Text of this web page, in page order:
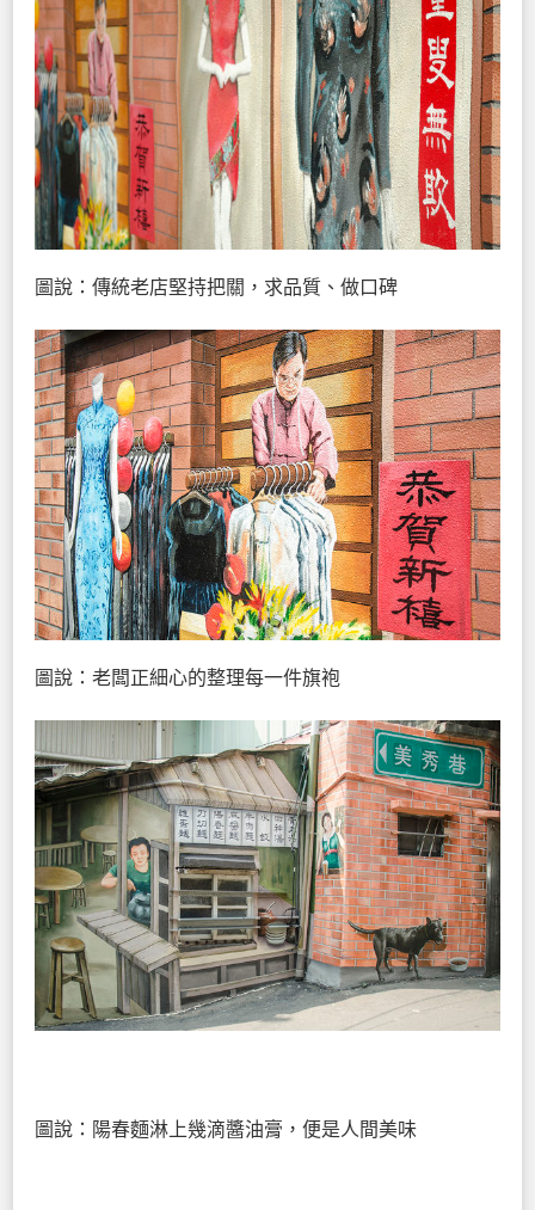
圖說：傳統老店堅持把關，求品質、做口碑
圖說：老闆正細心的整理每一件旗袍
圖說：陽春麵淋上幾滴醬油膏，便是人間美味